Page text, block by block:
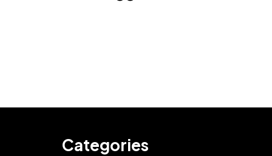
Categories